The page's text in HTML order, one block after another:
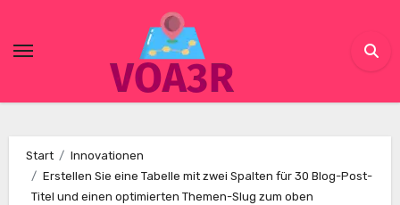
content
Start
Innovationen
Erstellen Sie eine Tabelle mit zwei Spalten für 30 Blog-Post-
Titel und einen optimierten Themen-Slug zum oben